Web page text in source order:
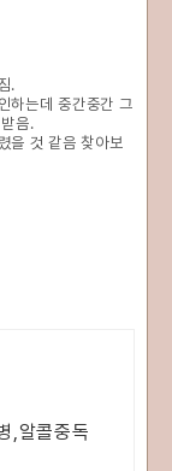
.
하는데 중간중간 그
음.
을 것 같음 찾아보
,알콜중독